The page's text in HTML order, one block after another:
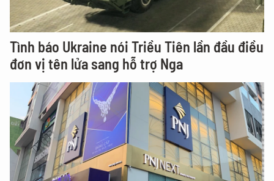
Tình báo Ukraine nói Triều Tiên lần đầu điều
đơn vị tên lửa sang hỗ trợ Nga